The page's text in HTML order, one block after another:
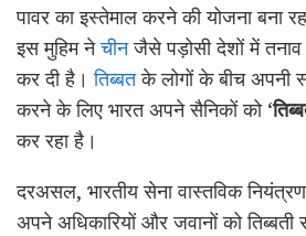
पावर का इस्तेमाल करने की योजना बना
इस मुहिम नेचीनजैसे पड़ोसी देशों में तनाव
कर दी है।तिब्बतके लोगों के बीच अपनी
करने के लिए भारत अपने सैनिकों को ‘
कर रहा है।
दरअसल, भारतीय सेना वास्तविक
अपने अधिकारियों और जवानों को